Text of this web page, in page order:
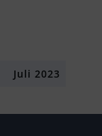
Juli 2023